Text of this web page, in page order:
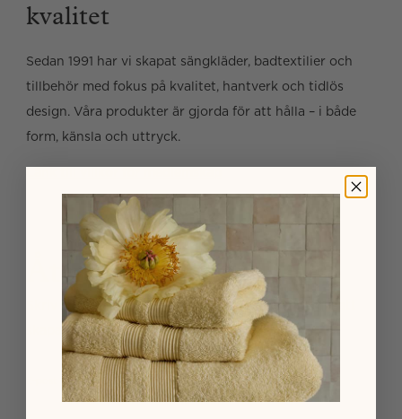
kvalitet
Sedan 1991 har vi skapat sängkläder, badtextilier och
tillbehör med fokus på kvalitet, hantverk och tidlös
design. Våra produkter är gjorda för att hålla – i både
form, känsla och uttryck.
Återställ lösenord
Skriv in din mejladress nedan för att få en länk till att
skapa ditt lösenord.
*